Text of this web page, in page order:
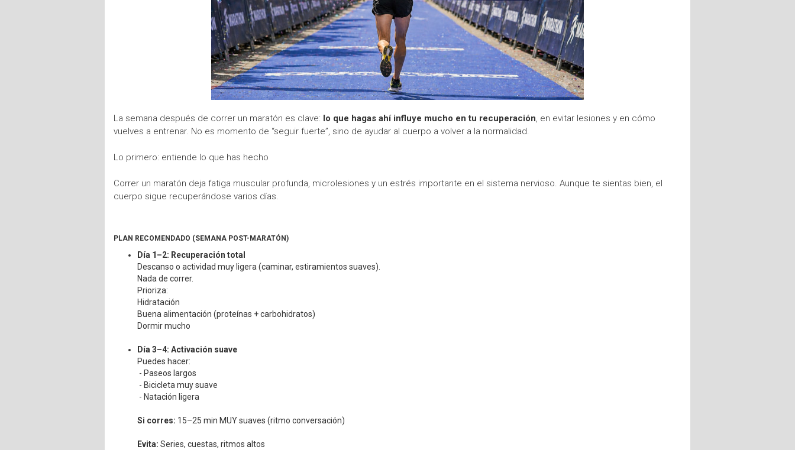
La semana después de correr un maratón es clave: lo que hagas ahí influye mucho en tu recuperación, en evitar lesiones y en cómo
vuelves a entrenar. No es momento de “seguir fuerte”, sino de ayudar al cuerpo a volver a la normalidad.
Lo primero: entiende lo que has hecho
Correr un maratón deja fatiga muscular profunda, microlesiones y un estrés importante en el sistema nervioso. Aunque te sientas bien, el
cuerpo sigue recuperándose varios días.
PLAN RECOMENDADO (SEMANA POST-MARATÓN)
Día 1–2: Recuperación total
Descanso o actividad muy ligera (caminar, estiramientos suaves).
Nada de correr.
Prioriza:
Hidratación
Buena alimentación (proteínas + carbohidratos)
Dormir mucho
Día 3–4: Activación suave
Puedes hacer:
- Paseos largos
- Bicicleta muy suave
- Natación ligera
Si corres: 15–25 min MUY suaves (ritmo conversación)
Evita: Series, cuestas, ritmos altos